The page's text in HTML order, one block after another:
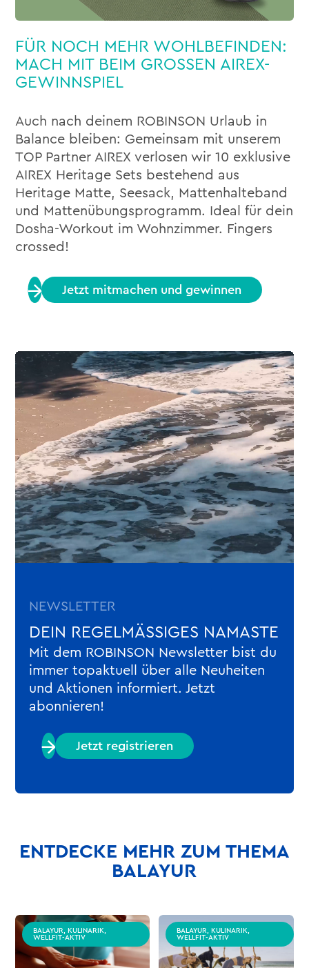
FÜR NOCH MEHR WOHLBEFINDEN:
MACH MIT BEIM GROSSEN AIREX-
GEWINNSPIEL
Auch nach deinem ROBINSON Urlaub in
Balance bleiben: Gemeinsam mit unserem
TOP Partner AIREX verlosen wir 10 exklusive
AIREX Heritage Sets bestehend aus
Heritage Matte, Seesack, Mattenhalteband
und Mattenübungsprogramm. Ideal für dein
Dosha-Workout im Wohnzimmer. Fingers
crossed!
Jetzt mitmachen und gewinnen
NEWSLETTER
DEIN REGELMÄSSIGES NAMASTE
Mit dem ROBINSON Newsletter bist du
immer topaktuell über alle Neuheiten
und Aktionen informiert. Jetzt
abonnieren!
Jetzt registrieren
ENTDECKE MEHR ZUM THEMA
BALAYUR
BALAYUR, KULINARIK,
WELLFIT-AKTIV
BALAYUR, KULINARIK,
WELLFIT-AKTIV